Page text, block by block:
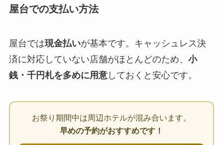
屋台での支払い方法
屋台では現金払いが基本です。キャッシュレス決
済に対応していない店舗がほとんどのため、 小
銭・千円札を多めに用意しておくと安心です。
お祭り期間中は周辺ホテルが混み合います。
早めの予約がおすすめです！